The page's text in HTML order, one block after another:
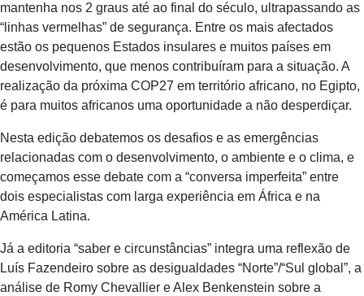
mantenha nos 2 graus até ao final do século, ultrapassando as
“linhas vermelhas” de segurança. Entre os mais afectados
estão os pequenos Estados insulares e muitos países em
desenvolvimento, que menos contribuíram para a situação. A
realização da próxima COP27 em território africano, no Egipto,
é para muitos africanos uma oportunidade a não desperdiçar.
Nesta edição debatemos os desafios e as emergências
relacionadas com o desenvolvimento, o ambiente e o clima, e
começamos esse debate com a “conversa imperfeita” entre
dois especialistas com larga experiência em África e na
América Latina.
Já a editoria “saber e circunstâncias” integra uma reflexão de
Luís Fazendeiro sobre as desigualdades “Norte”/“Sul global”, a
análise de Romy Chevallier e Alex Benkenstein sobre a